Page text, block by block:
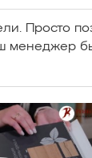
Просто
менеджер